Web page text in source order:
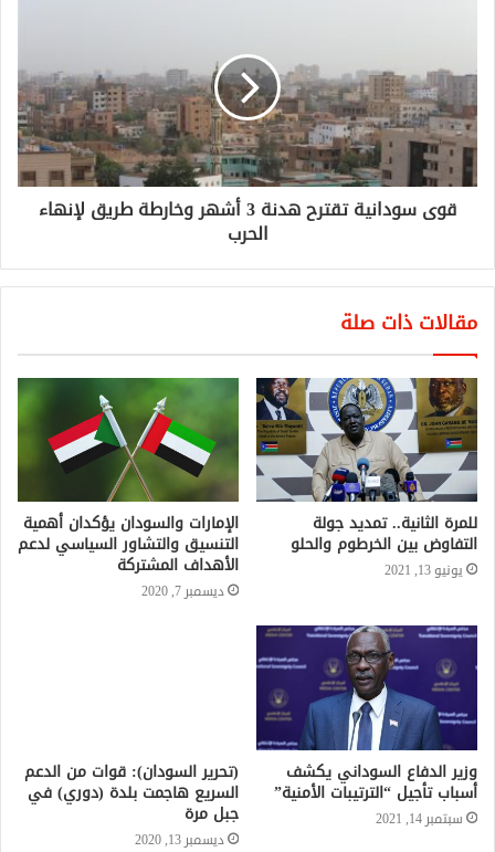
قوى سودانية تقترح هدنة 3 أشهر وخارطة طريق لإنهاء
الحرب
مقالات ذات صلة
للمرة الثانية.. تمديد جولة
التفاوض بين الخرطوم والحلو
يونيو 13, 2021
الإمارات والسودان يؤكدان أهمية
التنسيق والتشاور السياسي لدعم
الأهداف المشتركة
ديسمبر 7, 2020
وزير الدفاع السوداني يكشف
أسباب تأجيل “الترتيبات الأمنية”
سبتمبر 14, 2021
(تحرير السودان): قوات من الدعم
السريع هاجمت بلدة (دوري) في
جبل مرة
ديسمبر 13, 2020